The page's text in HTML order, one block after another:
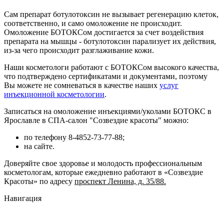
Сам препарат ботулотоксин не вызывает регенерацию клеток,
соответственно, и само омоложение не происходит.
Омоложение БОТОКСом достигается за счет воздействия
препарата на мышцы - ботулотоксин парализует их действия,
из-за чего происходит разглаживание кожи.
Наши косметологи работают с БОТОКСом высокого качества,
что подтверждено сертификатами и документами, поэтому
Вы можете не сомневаться в качестве наших услуг
инъекционной косметологии.
Записаться на омоложение инъекциями/уколами БОТОКС в
Ярославле в СПА-салон "Созвездие красоты" можно:
по телефону 8-4852-73-77-88;
на сайте.
Доверяйте свое здоровье и молодость профессиональным
косметологам, которые ежедневно работают в «Созвездие
Красоты» по адресу проспект Ленина, д. 35/88.
Навигация